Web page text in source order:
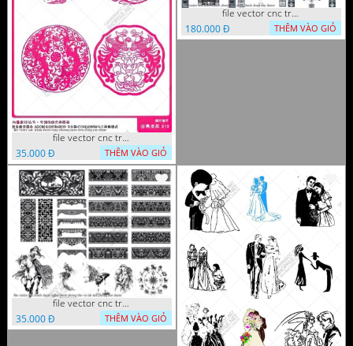
file vector cnc tranh decor rong phuong cuon tron dang cap
35.000 Đ
THÊM VÀO GIỎ
file vector cnc tranh decor phong tho nghe thuat dang cap
180.000 Đ
THÊM VÀO GIỎ
file vector cnc tranh decor nghe thuat phong tho va chi tiet phong tho
35.000 Đ
THÊM VÀO GIỎ